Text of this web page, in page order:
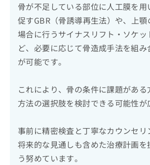
骨が不足している部位に人工膜を用
促すGBR（骨誘導再生法）や、上
場合に行うサイナスリフト・ソケッ
ど、必要に応じて骨造成手法を組み
が可能です。
これにより、骨の条件に課題があ
方法の選択肢を検討できる可能性が
事前に精密検査と丁寧なカウンセリ
将来的な見通しも含めた治療計画を
う努めています。